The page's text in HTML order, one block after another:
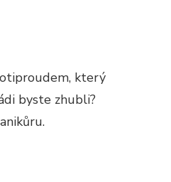
který
byste zhubli?